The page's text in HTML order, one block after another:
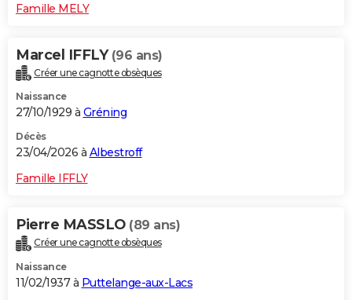
Famille MELY
Marcel IFFLY (96 ans)
Créer une cagnotte obsèques
Naissance
27/10/1929 à Gréning
Décès
23/04/2026 à Albestroff
Famille IFFLY
Pierre MASSLO (89 ans)
Créer une cagnotte obsèques
Naissance
11/02/1937 à Puttelange-aux-Lacs